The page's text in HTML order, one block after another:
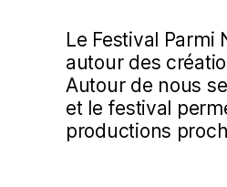
Le Festival
autour des
Autour de nous
et le festival
productions